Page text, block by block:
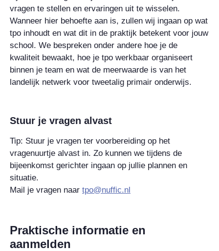
vragen te stellen en ervaringen uit te wisselen.
Wanneer hier behoefte aan is, zullen wij ingaan op wat
tpo inhoudt en wat dit in de praktijk betekent voor jouw
school. We bespreken onder andere hoe je de
kwaliteit bewaakt, hoe je tpo werkbaar organiseert
binnen je team en wat de meerwaarde is van het
landelijk netwerk voor tweetalig primair onderwijs.
Stuur je vragen alvast
Tip: Stuur je vragen ter voorbereiding op het
vragenuurtje alvast in. Zo kunnen we tijdens de
bijeenkomst gerichter ingaan op jullie plannen en
situatie.
Mail je vragen naar tpo@nuffic.nl
Praktische informatie en
aanmelden